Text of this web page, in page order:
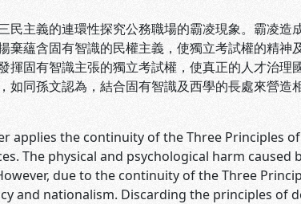
民主義的連環性探究公務職場的霸凌現象。霸凌
棄蘊含固有智識的民權主義，使獨立考試權的精
揮固有智識主張的獨立考試權，使真正的人才治
如同孫文認為，結合固有智識及西學的長處來營造
applies the continuity of the Three Principles
The physical and psychological harm
due to the continuity of the Three
and nationalism. Discarding the principles of